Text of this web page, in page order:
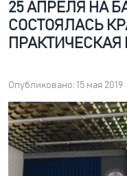
25 АПРЕЛЯ НА
СОСТОЯЛАСЬ
Опубликовано: 15 мая 2019